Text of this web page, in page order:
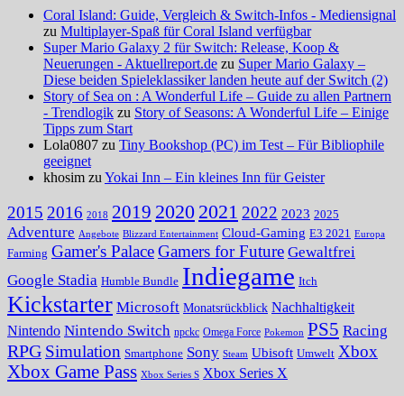
Coral Island: Guide, Vergleich & Switch-Infos - Mediensignal
zu Multiplayer-Spaß für Coral Island verfügbar
Super Mario Galaxy 2 für Switch: Release, Koop &
Neuerungen - Aktuellreport.de zu Super Mario Galaxy –
Diese beiden Spieleklassiker landen heute auf der Switch (2)
Story of Sea on : A Wonderful Life – Guide zu allen Partnern
- Trendlogik zu Story of Seasons: A Wonderful Life – Einige
Tipps zum Start
Lola0807 zu Tiny Bookshop (PC) im Test – Für Bibliophile
geeignet
khosim zuYokai Inn – Ein kleines Inn für Geister
2015 2016 2018 2019 2020 2021 2022 2023 2025
Adventure Angebote Blizzard Entertainment Cloud-Gaming E3 2021 Europa
Farming Gamer's PalaceGamers for Future Gewaltfrei
Google Stadia Humble Bundle Indiegame Itch
Kickstarter Microsoft Monatsrückblick Nachhaltigkeit
Nintendo Nintendo Switch npckc Omega Force Pokemon PS5 Racing
RPG Simulation Smartphone Sony Steam Ubisoft Umwelt Xbox
Xbox Game Pass Xbox Series S Xbox Series X